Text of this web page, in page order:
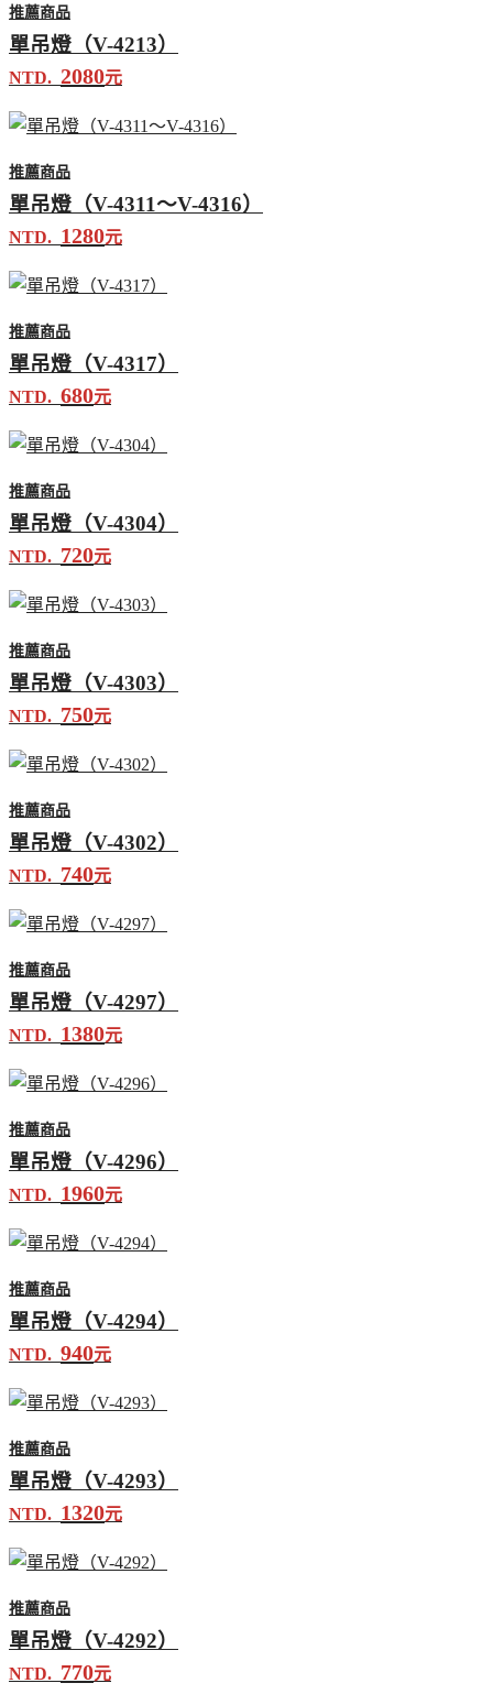
推薦商品
單吊燈（V-4213）
NTD. 2080元
推薦商品
單吊燈（V-4311～V-4316）
NTD. 1280元
推薦商品
單吊燈（V-4317）
NTD. 680元
推薦商品
單吊燈（V-4304）
NTD. 720元
推薦商品
單吊燈（V-4303）
NTD. 750元
推薦商品
單吊燈（V-4302）
NTD. 740元
推薦商品
單吊燈（V-4297）
NTD. 1380元
推薦商品
單吊燈（V-4296）
NTD. 1960元
推薦商品
單吊燈（V-4294）
NTD. 940元
推薦商品
單吊燈（V-4293）
NTD. 1320元
推薦商品
單吊燈（V-4292）
NTD. 770元